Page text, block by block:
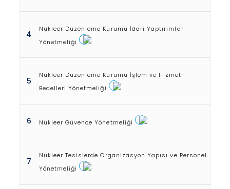
4
Nükleer Düzenleme Kurumu İdari Yaptırımlar
Yönetmeliği
5
Nükleer Düzenleme Kurumu İşlem ve Hizmet
Bedelleri Yönetmeliği
6 Nükleer Güvence Yönetmeliği
7
Nükleer Tesislerde Organizasyon Yapısı ve Personel
Yönetmeliği